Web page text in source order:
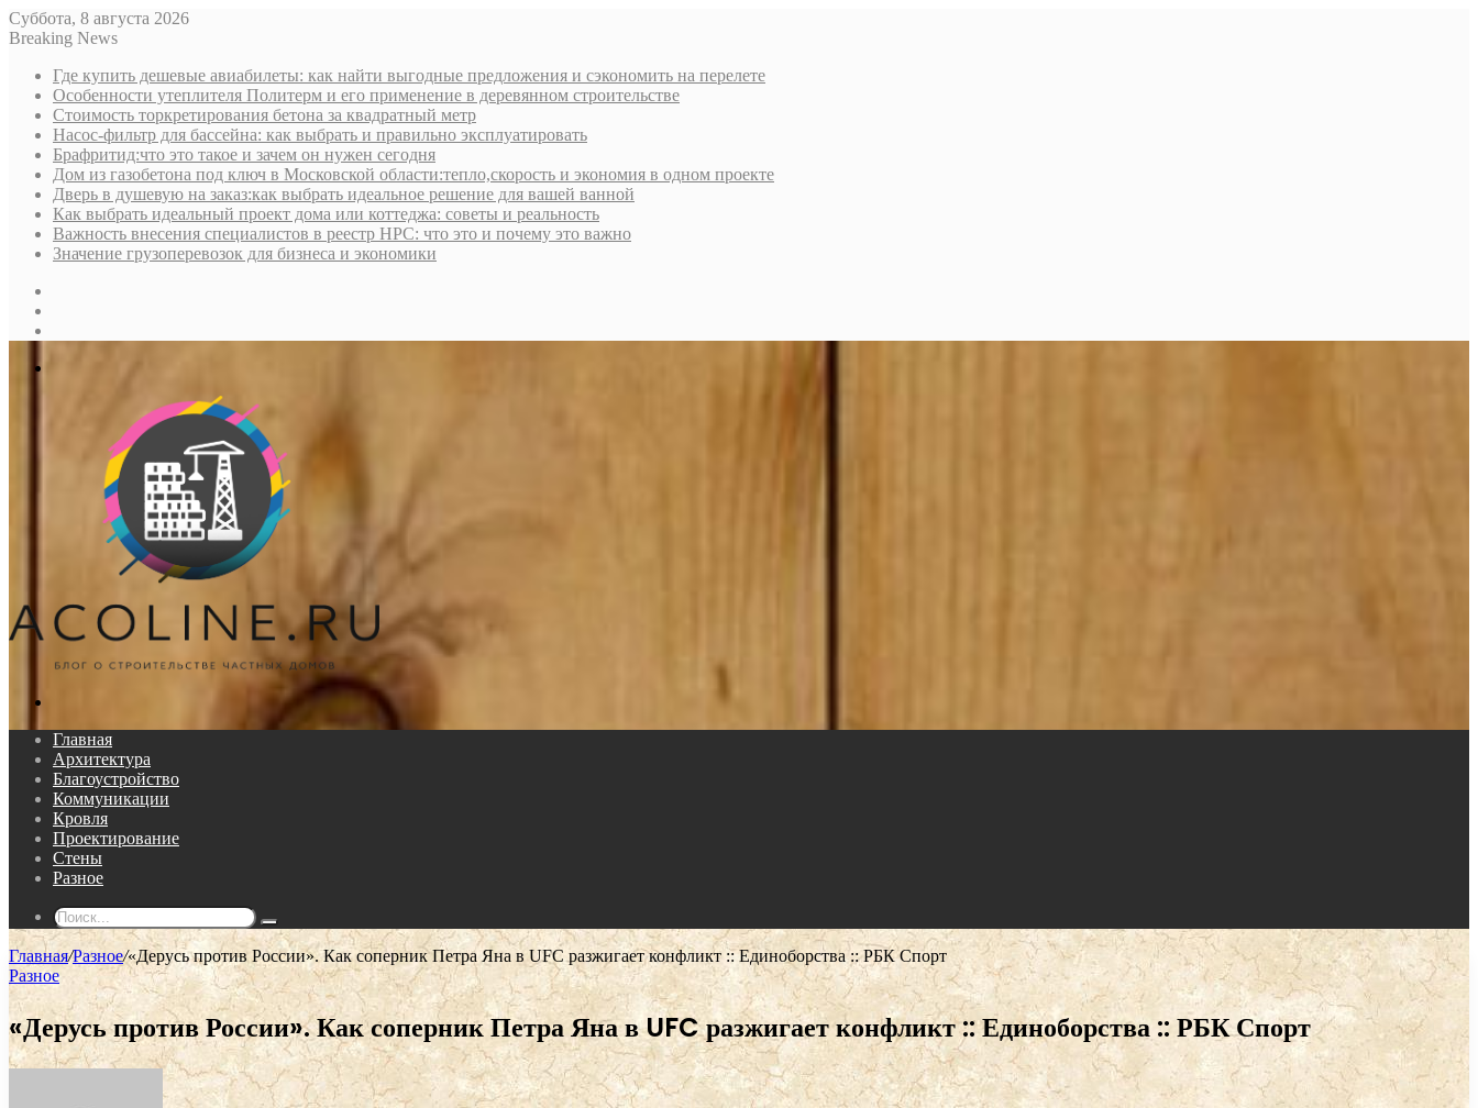
Суббота, 8 августа 2026
Breaking News
Где купить дешевые авиабилеты: как найти выгодные предложения и сэкономить на перелете
Особенности утеплителя Политерм и его применение в деревянном строительстве
Стоимость торкретирования бетона за квадратный метр
Насос-фильтр для бассейна: как выбрать и правильно эксплуатировать
Брафритид:что это такое и зачем он нужен сегодня
Дом из газобетона под ключ в Московской области:тепло,скорость и экономия в одном проекте
Дверь в душевую на заказ:как выбрать идеальное решение для вашей ванной
Как выбрать идеальный проект дома или коттеджа: советы и реальность
Важность внесения специалистов в реестр НРС: что это и почему это важно
Значение грузоперевозок для бизнеса и экономики
Главная
Архитектура
Благоустройство
Коммуникации
Кровля
Проектирование
Стены
Разное
Поиск...
Главная/Разное/«Дерусь против России». Как соперник Петра Яна в UFC разжигает конфликт :: Единоборства :: РБК Спорт
Разное
«Дерусь против России». Как соперник Петра Яна в UFC разжигает конфликт :: Единоборства :: РБК Спорт